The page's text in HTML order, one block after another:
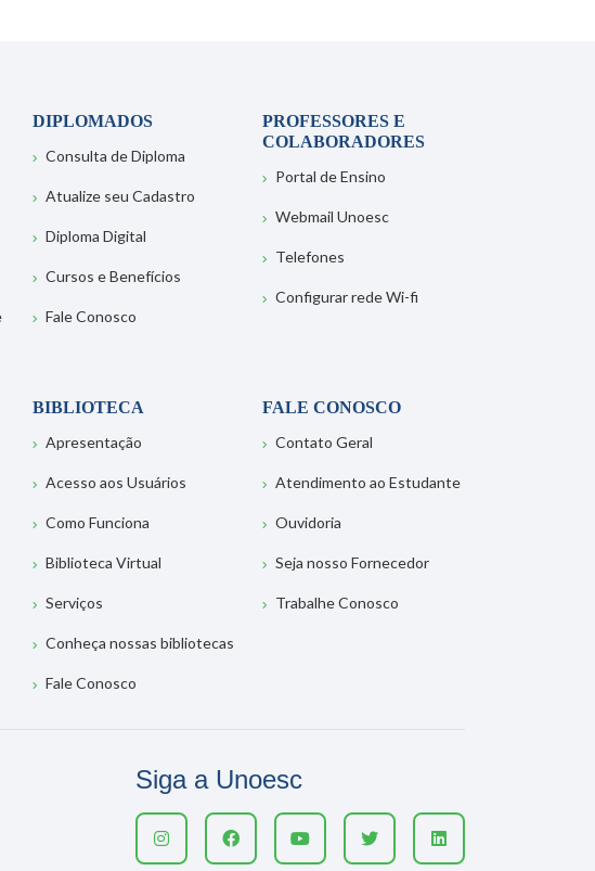
DIPLOMADOS
Consulta de Diploma
Atualize seu Cadastro
Diploma Digital
Cursos e Benefícios
Fale Conosco
PROFESSORES E
COLABORADORES
Portal de Ensino
Webmail Unoesc
Telefones
Configurar rede Wi-fi
BIBLIOTECA
Apresentação
Acesso aos Usuários
Como Funciona
Biblioteca Virtual
Serviços
Conheça nossas bibliotecas
Fale Conosco
FALE CONOSCO
Contato Geral
Atendimento ao Estudante
Ouvidoria
Seja nosso Fornecedor
Trabalhe Conosco
Siga a Unoesc